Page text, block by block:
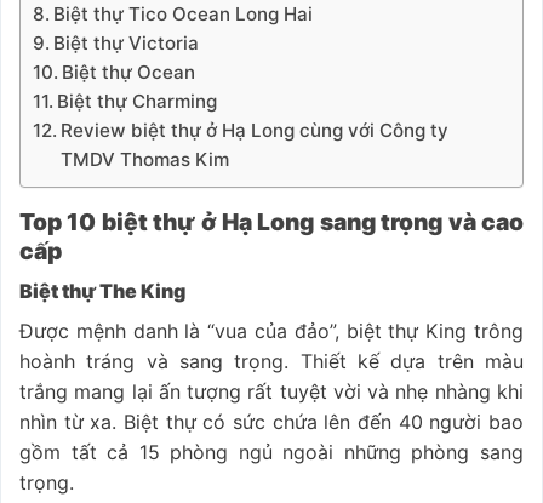
Biệt thự Tico Ocean Long Hai
Biệt thự Victoria
Biệt thự Ocean
Biệt thự Charming
Review biệt thự ở Hạ Long cùng với Công ty
TMDV Thomas Kim
Top 10 biệt thự ở Hạ Long sang trọng và cao
cấp
Biệt thự The King
Được mệnh danh là “vua của đảo”, biệt thự King trông
hoành tráng và sang trọng. Thiết kế dựa trên màu
trắng mang lại ấn tượng rất tuyệt vời và nhẹ nhàng khi
nhìn từ xa. Biệt thự có sức chứa lên đến 40 người bao
gồm tất cả 15 phòng ngủ ngoài những phòng sang
trọng.